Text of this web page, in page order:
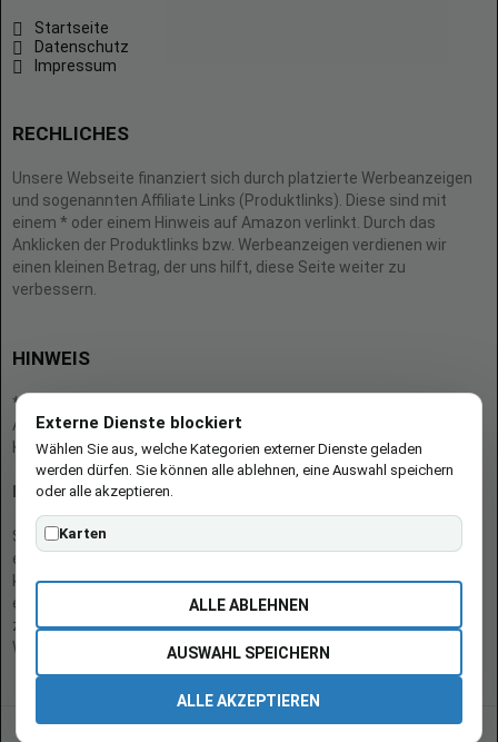
Startseite
Datenschutz
Impressum
RECHLICHES
Unsere Webseite finanziert sich durch platzierte Werbeanzeigen
und sogenannten Affiliate Links (Produktlinks). Diese sind mit
einem * oder einem Hinweis auf Amazon verlinkt. Durch das
Anklicken der Produktlinks bzw. Werbeanzeigen verdienen wir
einen kleinen Betrag, der uns hilft, diese Seite weiter zu
verbessern.
HINWEIS
* = Afilliate-Link (=Werbung)
Als Amazon-Partner verdient der Seitenbetreiber an qualifizierten
Käufen.
Hinweis zu Preisen und Verfügbarkeiten
Sofern Produktpreise und Verfügbarkeiten angezeigt werden,
entsprechen diese dem angegebenen Stand (Datum/Uhrzeit) und
können sich auf der verlinkten Seite jederzeit ändern. Für den Kauf
eines Produkts gelten die Angaben zu Preis und Verfügbarkeit, die
zum Kaufzeitpunkt [auf der/den maßgeblichen Amazon-
Website(s)] angezeigt werden.
Externe Dienste blockiert
Wählen Sie aus, welche Kategorien externer Dienste geladen
werden dürfen. Sie können alle ablehnen, eine Auswahl speichern
oder alle akzeptieren.
Karten
ALLE ABLEHNEN
AUSWAHL SPEICHERN
ALLE AKZEPTIEREN